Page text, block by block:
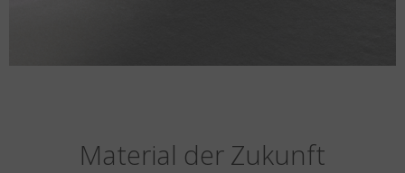
Material der Zukunft